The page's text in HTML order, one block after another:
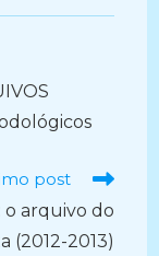
post
o arquivo do
(2012-2013)